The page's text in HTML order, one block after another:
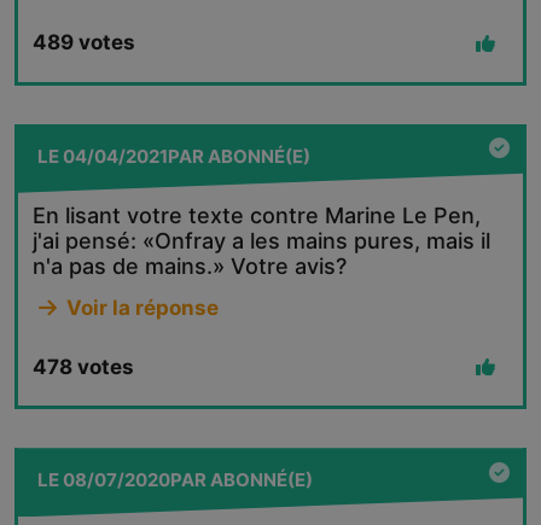
489 votes
LE04/04/2021PAR ABONNÉ(E)
En lisant votre texte contre Marine Le Pen,
j'ai pensé: «Onfray a les mains pures, mais il
n'a pas de mains.» Votre avis?
Voir la réponse
478 votes
LE08/07/2020PARABONNÉ(E)